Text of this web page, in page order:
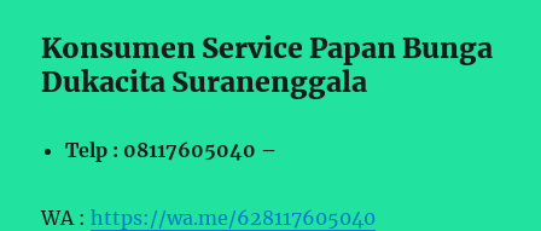
Konsumen Service Papan Bunga
Dukacita Suranenggala
Telp : 08117605040 –
WA :https://wa.me/628117605040